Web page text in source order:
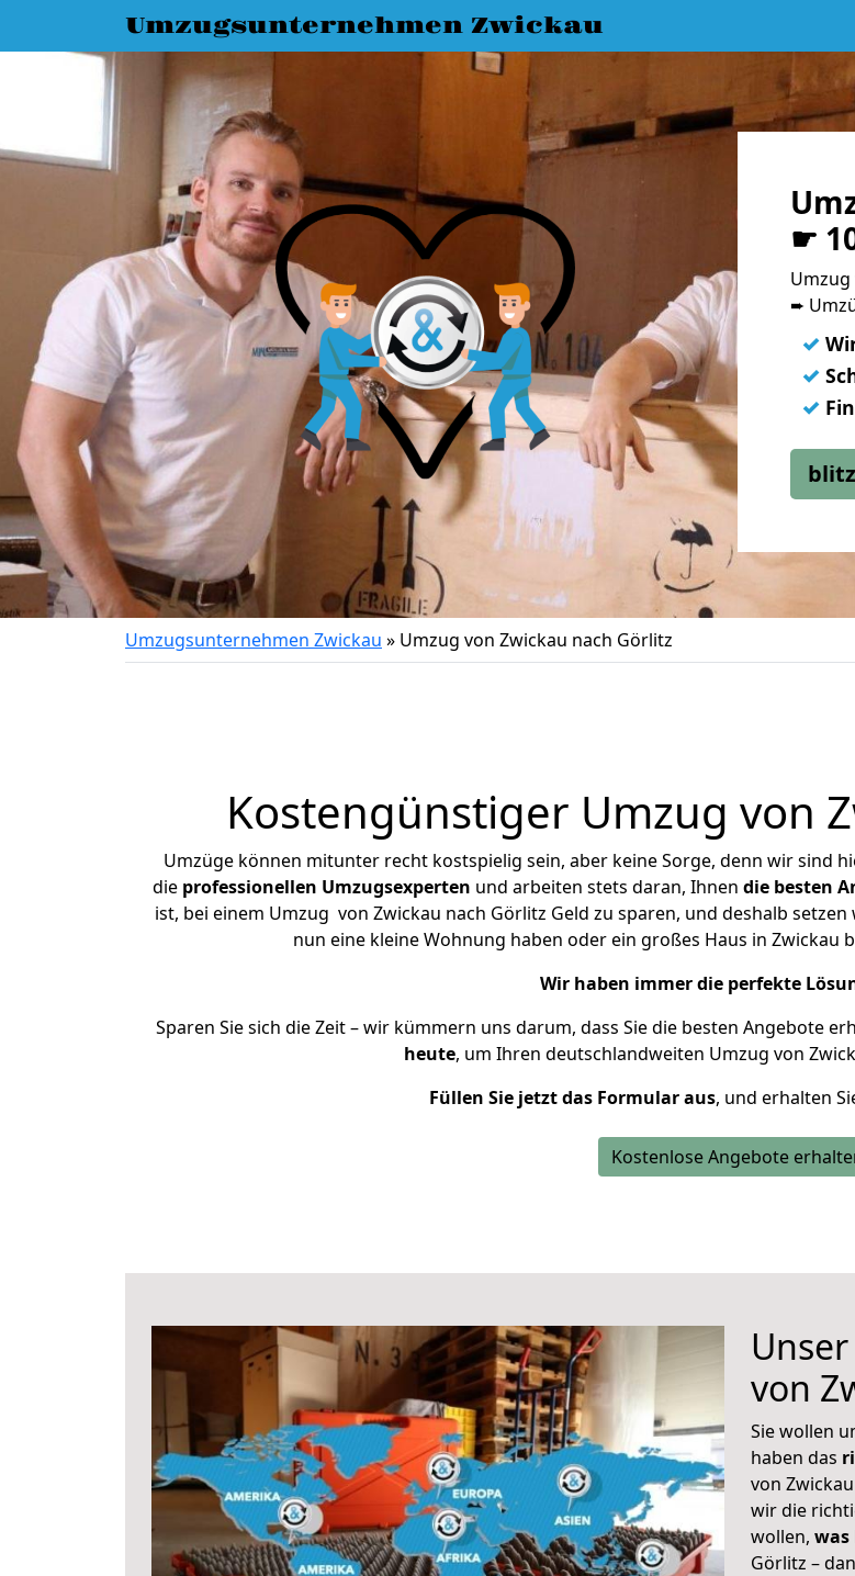
Umzugsunternehmen Zwickau
☛
➨
✓
✓
✓
Umzugsunternehmen Zwickau » Umzug von Zwickau nach Görlitz
Kostengünstiger Umzug von
Umzüge können mitunter recht kostspielig sein, aber keine Sorge, denn wir sind
die professionellen Umzugsexperten und arbeiten stets daran, Ihnen die besten
ist, bei einem Umzug von Zwickau nach Görlitz Geld zu sparen, und deshalb
nun eine kleine Wohnung haben oder ein großes Haus in Zwickau
Wir haben immer die perfekte
Sparen Sie sich die Zeit – wir kümmern uns darum, dass Sie die besten Angebote
heute, um Ihren deutschlandweiten Umzug von
Füllen Sie jetzt das Formular aus, und erhalten
Kostenlose Angebote
von
Sie wollen
haben das
von
wir die
wollen, was
Görlitz –